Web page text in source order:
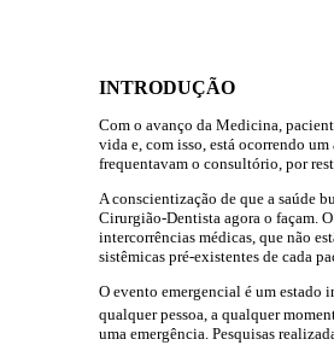
INTRODUÇÃO
Com o avanço da Medicina,
vida e, com isso, está ocorrendo
frequentavam o consultório, por
A conscientização de que a saúde
Cirurgião-Dentista agora o façam.
intercorrências médicas, que não
sistêmicas pré-existentes de cada
O evento emergencial é um estado
qualquer pessoa, a qualquer
uma emergência. Pesquisas